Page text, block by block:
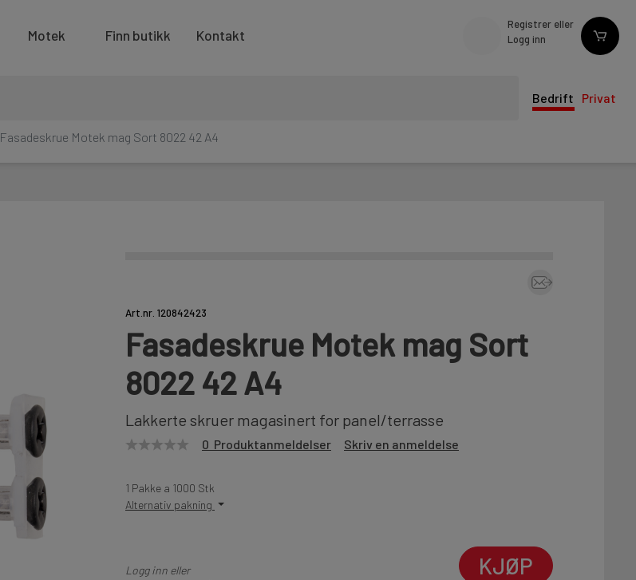
Motek Finn butikk Kontakt
Registrer eller
Logg inn
Bedrift Privat
Fasadeskrue Motek mag Sort 8022 42 A4
Art.nr. 120842423
Fasadeskrue Motek mag Sort
8022 42 A4
Lakkerte skruer magasinert for panel/terrasse
0 Produktanmeldelser Skriv en anmeldelse
1 Pakke a 1000 Stk
Alternativ pakning
Logg inn eller
KJØP